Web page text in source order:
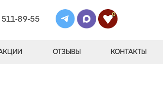
89-55
0
ОТЗЫВЫ КОНТАКТЫ